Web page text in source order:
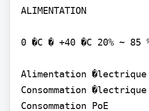
ALIMENTATION
0 �C � +40 �C 20% ~ 85
Alimentation �lectrique
Consommation �lectrique
Consommation PoE